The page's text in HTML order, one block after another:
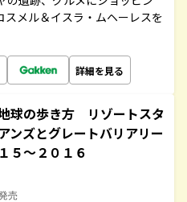
スメル＆イスラ・ムヘーレスを
詳細を見る
球の歩き方 リゾートスタ
ズとグレートバリアリー
５～２０１６
売